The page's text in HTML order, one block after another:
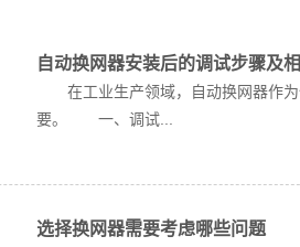
自动换网器安装后的调试步骤及
在工业生产领域，自动换网器作为
要。 一、调试...
选择换网器需要考虑哪些问题